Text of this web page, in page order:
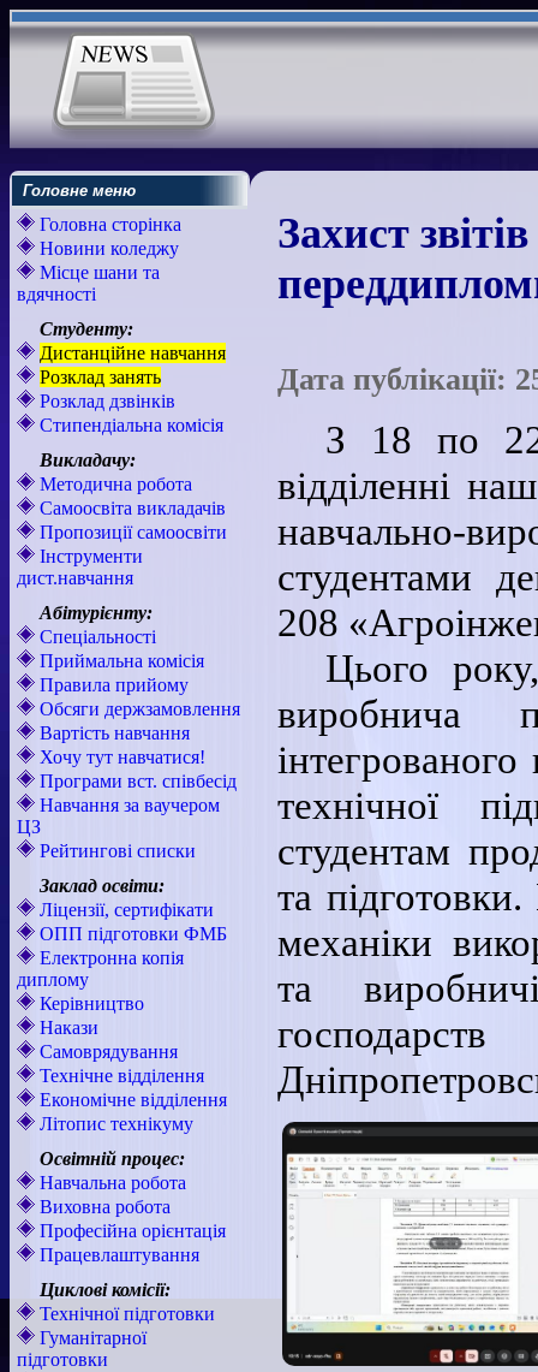
Головне меню
Головна сторінка
Новини коледжу
Місце шани та
вдячності
Студенту:
Дистанційне навчання
Розклад занять
Розклад дзвінків
Стипендіальна комісія
Викладачу:
Методична робота
Самоосвіта викладачів
Пропозиції самоосвіти
Інструменти
дист.навчання
Абітурієнту:
Спеціальності
Приймальна комісія
Правила прийому
Обсяги держзамовлення
Вартість навчання
Хочу тут навчатися!
Програми вст. співбесід
Навчання за ваучером
ЦЗ
Рейтингові списки
Заклад освіти:
Ліцензії, сертифікати
ОПП підготовки ФМБ
Електронна копія
диплому
Керівництво
Накази
Самоврядування
Технічне відділення
Економічне відділення
Літопис технікуму
Освітній процес:
Навчальна робота
Виховна робота
Професійна орієнтація
Працевлаштування
Циклові комісії:
Технічної підготовки
Гуманітарної
підготовки
Захист
Дата публікації:
З 18 по 22
відділенні
навчально-
студентами
208
Цього
виробнича
технічної
студентам
та
механіки
та